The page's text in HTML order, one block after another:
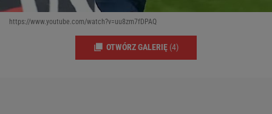
https://www.youtube.com/watch?v=uu8zm7fDPAQ
OTWÓRZ GALERIĘ (4)